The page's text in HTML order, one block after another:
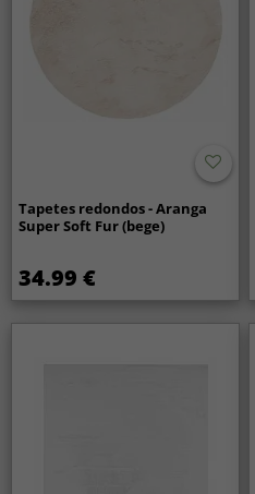
Tapetes redondos - Aranga
Super Soft Fur (bege)
34.99 €